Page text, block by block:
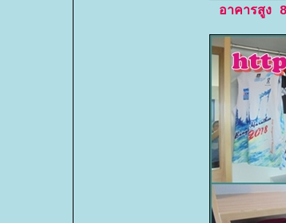
อาคารสูง